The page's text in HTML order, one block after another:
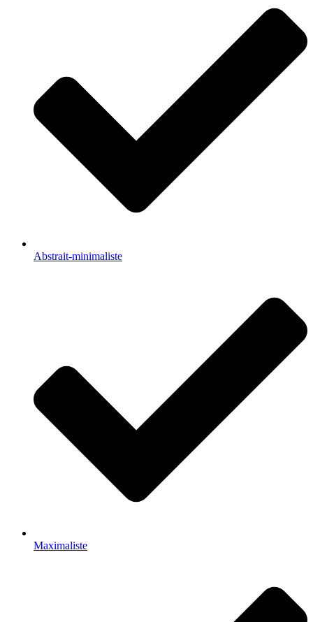
Abstrait-minimaliste
Maximaliste